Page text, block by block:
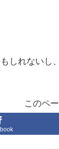
しれないし
このペ